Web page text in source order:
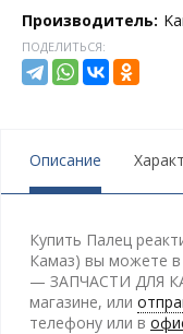
Производитель:
ПОДЕЛИТЬСЯ:
Описание
Купить Палец
Камаз) вы можете
— ЗАПЧАСТИ ДЛЯ
магазине, или
телефону или в